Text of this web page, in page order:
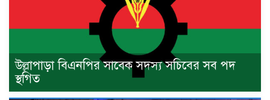
উল্লাপাড়া বিএনপির সাবেক সদস্য সচিবের সব পদ
স্থগিত